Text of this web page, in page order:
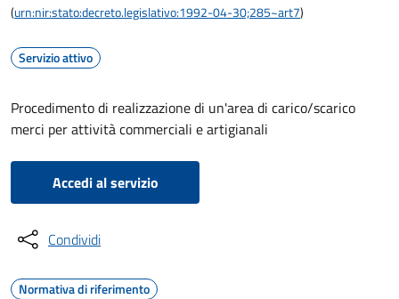
(urn:nir:stato:decreto.legislativo:1992-04-30;285~art7)
Servizio attivo
Procedimento di realizzazione di un'area di carico/scarico
merci per attività commerciali e artigianali
Accedi al servizio
Condividi
Normativa di riferimento